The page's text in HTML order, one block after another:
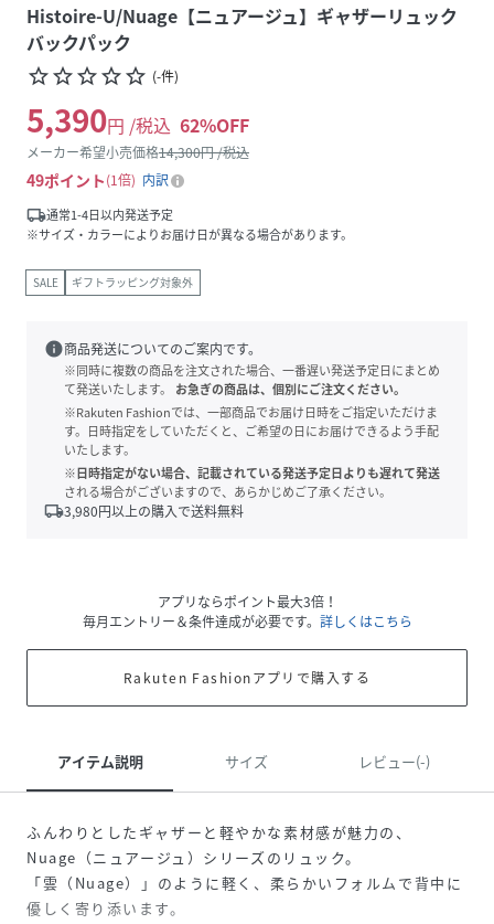
Histoire-U/Nuage【ニュアージュ】ギャザーリュック
バックパック
star_borderstar_borderstar_borderstar_borderstar_border (-件)
5,390円 /税込 62%OFF
メーカー希望小売価格14,300円 /税込
49ポイント 1倍
内訳
local_shipping通常1-4日以内発送予定
※サイズ・カラーによりお届け日が異なる場合があります。
SALE ギフトラッピング対象外
info商品発送についてのご案内です。
※同時に複数の商品を注文された場合、一番遅い発送予定日にまとめ
て発送いたします。
お急ぎの商品は、個別にご注文ください。
※Rakuten Fashionでは、一部商品でお届け日時をご指定いただけま
す。日時指定をしていただくと、ご希望の日にお届けできるよう手配
いたします。
※日時指定がない場合、記載されている発送予定日よりも遅れて発送
される場合がございますので、あらかじめご了承ください。
local_shipping3,980円以上の購入で送料無料
アプリならポイント最大3倍！
毎月エントリー＆条件達成が必要です。 詳しくはこちら
Rakuten Fashionアプリで購入する
アイテム説明 サイズ レビュー(-)
ふんわりとしたギャザーと軽やかな素材感が魅力の、
Nuage（ニュアージュ）シリーズのリュック。
「雲（Nuage）」のように軽く、柔らかいフォルムで背中に
優しく寄り添います。